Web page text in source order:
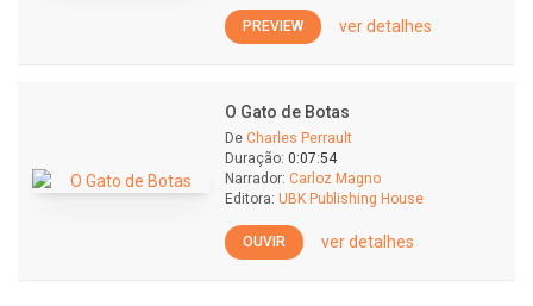
PREVIEW ver detalhes
O Gato de Botas
De Charles Perrault
Duração: 0:07:54
Narrador: Carloz Magno
Editora: UBK Publishing House
OUVIR ver detalhes